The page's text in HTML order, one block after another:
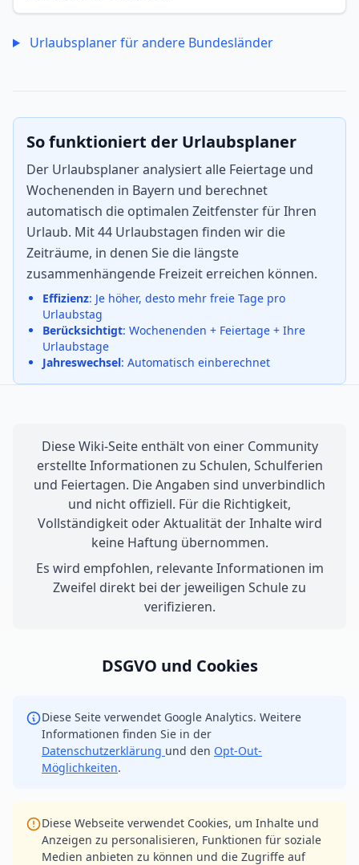
Urlaubsplaner für andere Bundesländer
So funktioniert der Urlaubsplaner
Der Urlaubsplaner analysiert alle Feiertage und
Wochenenden in Bayern und berechnet
automatisch die optimalen Zeitfenster für Ihren
Urlaub. Mit 44 Urlaubstagen finden wir die
Zeiträume, in denen Sie die längste
zusammenhängende Freizeit erreichen können.
Effizienz: Je höher, desto mehr freie Tage pro
Urlaubstag
Berücksichtigt: Wochenenden + Feiertage + Ihre
Urlaubstage
Jahreswechsel: Automatisch einberechnet
Diese Wiki-Seite enthält von einer Community
erstellte Informationen zu Schulen, Schulferien
und Feiertagen. Die Angaben sind unverbindlich
und nicht offiziell. Für die Richtigkeit,
Vollständigkeit oder Aktualität der Inhalte wird
keine Haftung übernommen.
Es wird empfohlen, relevante Informationen im
Zweifel direkt bei der jeweiligen Schule zu
verifizieren.
DSGVO und Cookies
Diese Seite verwendet Google Analytics. Weitere
Informationen finden Sie in der
Datenschutzerklärung und den Opt-Out-
Möglichkeiten.
Diese Webseite verwendet Cookies, um Inhalte und
Anzeigen zu personalisieren, Funktionen für soziale
Medien anbieten zu können und die Zugriffe auf